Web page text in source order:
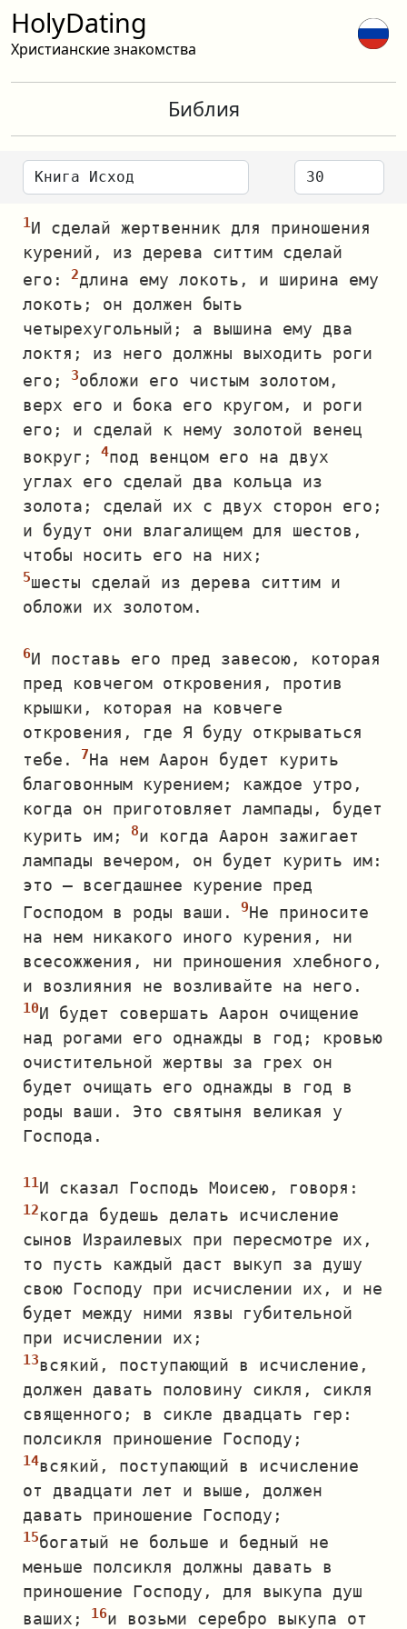
HolyDating
Христианские знакомства
Библия
И сделай жертвенник для приношения
курений, из дерева ситтим сделай
его:
длина ему локоть, и ширина ему
локоть; он должен быть
четырехугольный; а вышина ему два
локтя; из него должны выходить роги
его;
обложи его чистым золотом,
верх его и бока его кругом, и роги
его; и сделай к нему золотой венец
вокруг;
под венцом его на двух
углах его сделай два кольца из
золота; сделай их с двух сторон его;
и будут они влагалищем для шестов,
чтобы носить его на них;
шесты сделай из дерева ситтим и
обложи их золотом.
И поставь его пред завесою, которая
пред ковчегом откровения, против
крышки, которая на ковчеге
откровения, где Я буду открываться
тебе.
На нем Аарон будет курить
благовонным курением; каждое утро,
когда он приготовляет лампады, будет
курить им;
и когда Аарон зажигает
лампады вечером, он будет курить им:
это — всегдашнее курение пред
Господом в роды ваши.
Не приносите
на нем никакого иного курения, ни
всесожжения, ни приношения хлебного,
и возлияния не возливайте на него.
И будет совершать Аарон очищение
над рогами его однажды в год; кровью
очистительной жертвы за грех он
будет очищать его однажды в год в
роды ваши. Это святыня великая у
Господа.
И сказал Господь Моисею, говоря:
когда будешь делать исчисление
сынов Израилевых при пересмотре их,
то пусть каждый даст выкуп за душу
свою Господу при исчислении их, и не
будет между ними язвы губительной
при исчислении их;
всякий, поступающий в исчисление,
должен давать половину сикля, сикля
священного; в сикле двадцать гер:
полсикля приношение Господу;
всякий, поступающий в исчисление
от двадцати лет и выше, должен
давать приношение Господу;
богатый не больше и бедный не
меньше полсикля должны давать в
приношение Господу, для выкупа душ
ваших;
и возьми серебро выкупа от